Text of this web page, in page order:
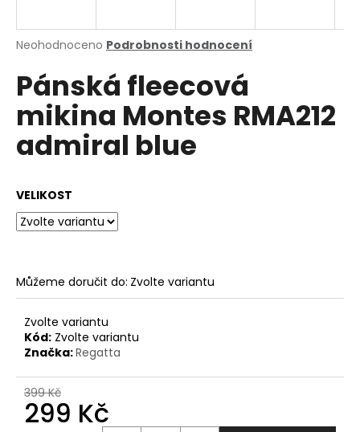
Průměrné
produktu
je
5
hvězdiček.
Neohodnoceno Podrobnosti hodnocení
Pánská fleecová
mikina Montes RMA212
admiral blue
VELIKOST
Můžeme doručit do: Zvolte variantu
Zvolte variantu
Kód: Zvolte variantu
Značka:Regatta
399 Kč
299 Kč
j
t
?
o
p
u
č
u